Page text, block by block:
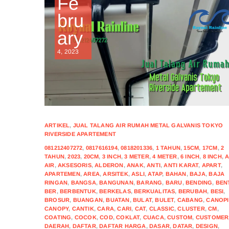
bru
ary
4, 2023
ARTIKEL, JUAL TALANG AIR RUMAH METAL GALVANIS TOKYO
RIVERSIDE APARTEMENT
081212407272, 0817616194,0818201336, 1 TAHUN,15CM, 17CM, 2
TAHUN,2023, 20CM, 3 INCH,3 METER,4 METER,6 INCH, 8 INCH,
AIR,AKSESORIS,ALDERON,ANAK,ANTI,ANTI KARAT, APART,
APARTEMEN,AREA,ARSITEK,ASLI,ATAP, BAHAN,BAJA,BAJA
RINGAN, BANGSA,BANGUNAN,BARANG, BARU,BENDING,
BER,BERBENTUK,BERKELAS,BERKUALITAS, BERUBAH, BESI,
BROSUR, BUANGAN,BUATAN,BULAT,BULET, CABANG,CANOPI
CANOPY, CANTIK,CARA,CARI, CAT, CLASSIC,CLUSTER,CM,
COATING, COCOK,COD,COKLAT, CUACA,CUSTOM, CUSTOMER
DAERAH, DAFTAR,DAFTAR HARGA,DASAR,DATAR, DESIGN,